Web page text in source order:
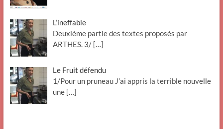
L’ineffable
Deuxième partie des textes proposés par
ARTHES. 3/ […]
Le Fruit défendu
1/Pour un pruneau J’ai appris la terrible nouvelle
une […]